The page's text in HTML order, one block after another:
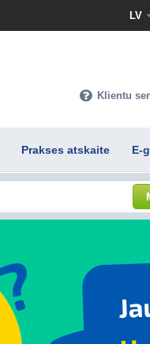
LV
Klientu
Prakses atskaite E-